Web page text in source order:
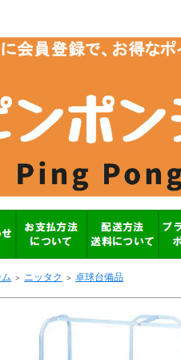
＞ ニッタク ＞ 卓球台備品